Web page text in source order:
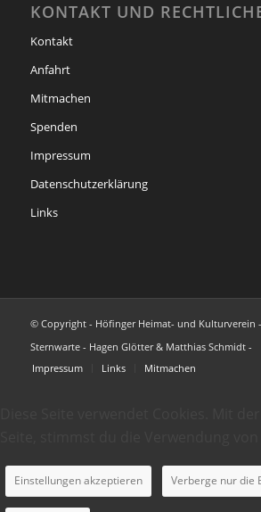
KONTAKT UND
Kontakt
Anfahrt
Mitmachen
Spenden
Impressum
Datenschutzerklärung
Links
© Copyright - Höfinger Heimat- und Kulturverein
Sternwarte - Hagen Glötter & Matthias Schmidt -
Impressum
Links Mitmachen
Einstellungen akzeptieren Verberge nur die